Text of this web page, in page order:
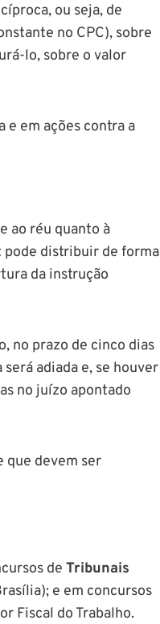
ou seja, de
no CPC), sobre
lo, sobre o valor
e em ações contra a
ao réu quanto à
distribuir de forma
da instrução
no prazo de cinco dias
adiada e, se houver
no juízo apontado
que devem ser
de Tribunais
e em concursos
Fiscal do Trabalho.